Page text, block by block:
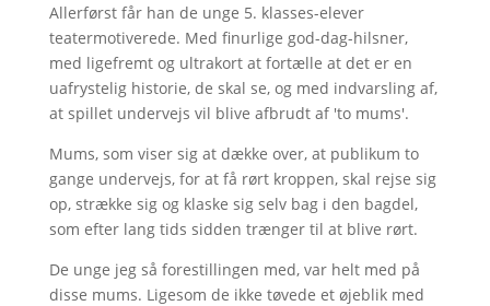
Allerførst får han de unge 5. klasses-elever
teatermotiverede. Med finurlige god-dag-hilsner,
med ligefremt og ultrakort at fortælle at det er en
uafrystelig historie, de skal se, og med indvarsling af,
at spillet undervejs vil blive afbrudt af 'to mums'.
Mums, som viser sig at dække over, at publikum to
gange undervejs, for at få rørt kroppen, skal rejse sig
op, strække sig og klaske sig selv bag i den bagdel,
som efter lang tids sidden trænger til at blive rørt.
De unge jeg så forestillingen med, var helt med på
disse mums. Ligesom de ikke tøvede et øjeblik med